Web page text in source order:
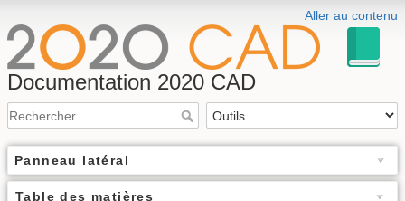
Aller au contenu
Documentation 2020 CAD
Panneau latéral
Table des matières